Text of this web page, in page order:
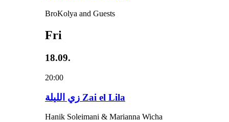
BroKolya and Guests
Fri
18.09.
20:00
زي‌ اللیلة Zai el Lila
Hanik Soleimani & Marianna Wicha